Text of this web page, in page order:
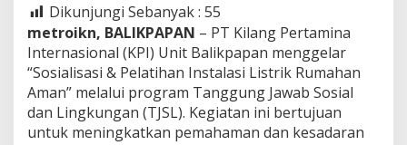
Dikunjungi Sebanyak : 55
metroikn, BALIKPAPAN – PT Kilang Pertamina
Internasional (KPI) Unit Balikpapan menggelar
“Sosialisasi & Pelatihan Instalasi Listrik Rumahan
Aman” melalui program Tanggung Jawab Sosial
dan Lingkungan (TJSL). Kegiatan ini bertujuan
untuk meningkatkan pemahaman dan kesadaran